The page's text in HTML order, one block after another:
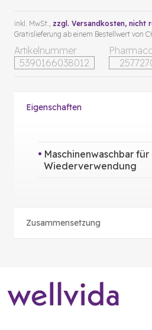
Artikelnummer
5390166038012
inkl. MwSt., zzgl. Versandkosten, nicht
Gratislieferung ab einem Bestellwert von
Eigenschaften
Maschinenwaschbar
Wiederverwendung
Zusammensetzung